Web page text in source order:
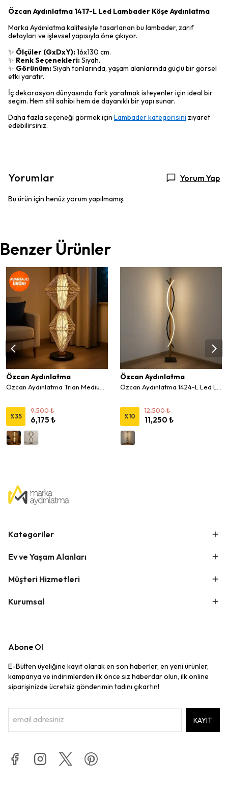
Özcan Aydınlatma 1417-L Led Lambader Köşe Aydınlatma
Marka Aydınlatma kalitesiyle tasarlanan bu lambader, zarif
detayları ve işlevsel yapısıyla öne çıkıyor.
✨ Ölçüler (GxDxY):16x130 cm.
✨ Renk Seçenekleri:Siyah.
✨ Görünüm:Siyah tonlarında, yaşam alanlarında güçlü bir görsel
etki yaratır.
İç dekorasyon dünyasında fark yaratmak isteyenler için ideal bir
seçim. Hem stil sahibi hem de dayanıklı bir yapı sunar.
Daha fazla seçeneği görmek için Lambader kategorisini ziyaret
edebilirsiniz.
Yorumlar Yorum Yap
Bu ürün için henüz yorum yapılmamış.
Benzer Ürünler
Özcan Aydınlatma
%35
9,500 ₺
6,175 ₺
Özcan Aydınlatma
%10
12,500 ₺
11,250 ₺
Kategoriler
Ev ve Yaşam Alanları
Müşteri Hizmetleri
Kurumsal
Abone Ol
E-Bülten üyeliğine kayıt olarak en son haberler, en yeni ürünler,
kampanya ve indirimlerden ilk önce siz haberdar olun, ilk online
siparişinizde ücretsiz gönderimin tadını çıkartın!
KAYIT